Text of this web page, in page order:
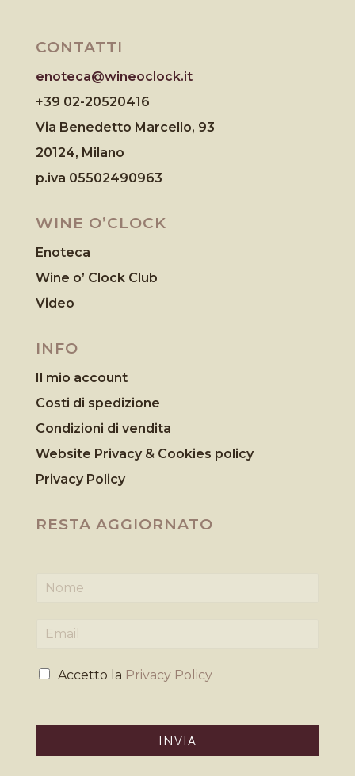
CONTATTI
enoteca@wineoclock.it
+39 02-20520416
Via Benedetto Marcello, 93
20124, Milano
p.iva 05502490963
WINE O’CLOCK
Enoteca
Wine o’ Clock Club
Video
INFO
Il mio account
Costi di spedizione
Condizioni di vendita
Website Privacy & Cookies policy
Privacy Policy
RESTA AGGIORNATO
m
iP
Accetto la Privacy Policy
INVIA